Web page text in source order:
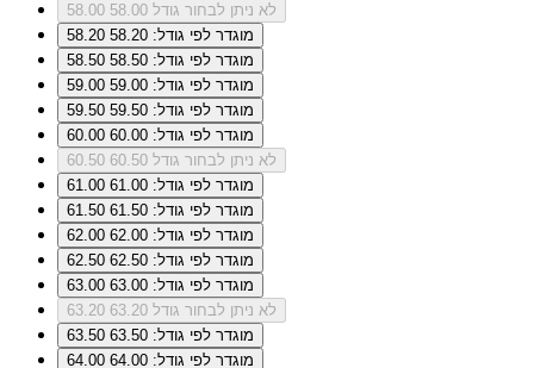
58.00
לא ניתן לבחור גודל 58.00
58.20
מוגדר לפי גודל: 58.20
58.50
מוגדר לפי גודל: 58.50
59.00
מוגדר לפי גודל: 59.00
59.50
מוגדר לפי גודל: 59.50
60.00
מוגדר לפי גודל: 60.00
60.50
לא ניתן לבחור גודל 60.50
61.00
מוגדר לפי גודל: 61.00
61.50
מוגדר לפי גודל: 61.50
62.00
מוגדר לפי גודל: 62.00
62.50
מוגדר לפי גודל: 62.50
63.00
מוגדר לפי גודל: 63.00
63.20
לא ניתן לבחור גודל 63.20
63.50
מוגדר לפי גודל: 63.50
64.00
מוגדר לפי גודל: 64.00